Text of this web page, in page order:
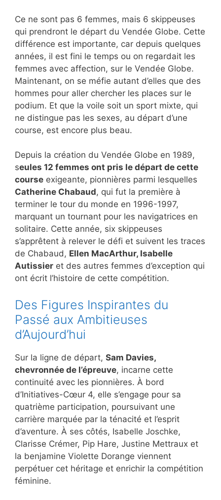
Ce ne sont pas 6 femmes, mais 6 skippeuses
qui prendront le départ du Vendée Globe. Cette
différence est importante, car depuis quelques
années, il est fini le temps ou on regardait les
femmes avec affection, sur le Vendée Globe.
Maintenant, on se méfie autant d’elles que des
hommes pour aller chercher les places sur le
podium. Et que la voile soit un sport mixte, qui
ne distingue pas les sexes, au départ d’une
course, est encore plus beau.
Depuis la création du Vendée Globe en 1989,
seules 12 femmes ont pris le départ de cette
course exigeante, pionnières parmi lesquelles
Catherine Chabaud, qui fut la première à
terminer le tour du monde en 1996-1997,
marquant un tournant pour les navigatrices en
solitaire. Cette année, six skippeuses
s’apprêtent à relever le défi et suivent les traces
de Chabaud, Ellen MacArthur, Isabelle
Autissier et des autres femmes d’exception qui
ont écrit l’histoire de cette compétition.
Des Figures Inspirantes du
Passé aux Ambitieuses
d’Aujourd’hui
Sur la ligne de départ, Sam Davies,
chevronnée de l’épreuve, incarne cette
continuité avec les pionnières. À bord
d’Initiatives-Cœur 4, elle s’engage pour sa
quatrième participation, poursuivant une
carrière marquée par la ténacité et l’esprit
d’aventure. À ses côtés, Isabelle Joschke,
Clarisse Crémer, Pip Hare, Justine Mettraux et
la benjamine Violette Dorange viennent
perpétuer cet héritage et enrichir la compétition
féminine.